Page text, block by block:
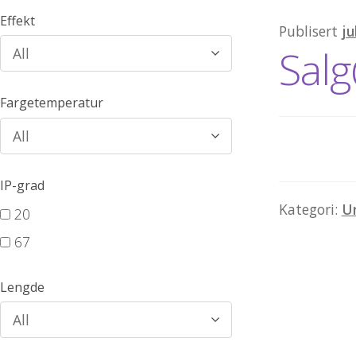
Publisert
Kategori:
Effekt
All
Fargetemperatur
All
IP-grad
20
67
Lengde
All